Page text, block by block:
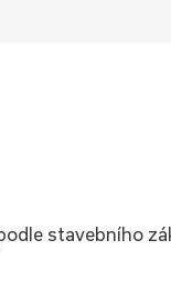
stavebního